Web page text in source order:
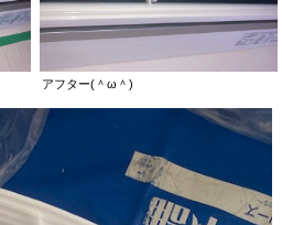
アフター(＾ω＾)